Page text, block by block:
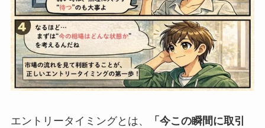
エントリータイミングとは、
「今この瞬間に取引